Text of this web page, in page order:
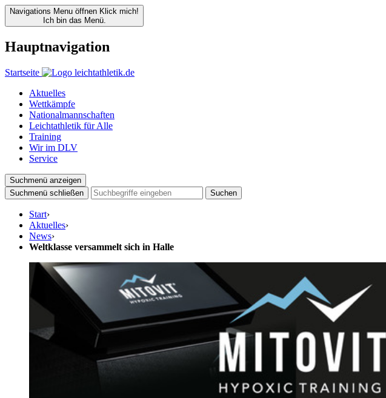
Navigations Menu öffnen Klick mich!
Ich bin das Menü.
Hauptnavigation
Startseite
Aktuelles
Wettkämpfe
Nationalmannschaften
Leichtathletik für Alle
Training
Wir im DLV
Service
Suchmenü anzeigen
Suchmenü schließen
Suchen
Start›
Aktuelles›
News›
Weltklasse versammelt sich in Halle